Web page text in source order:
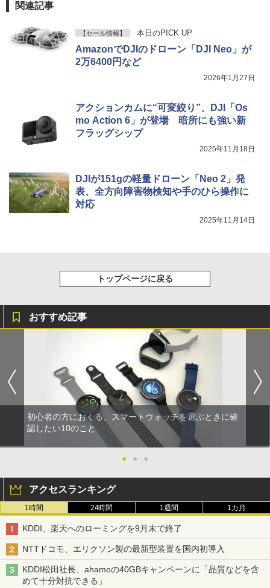
関連記事
【セール情報】 本日のPICK UP
AmazonでDJIのドローン「DJI Neo」が
2万6400円など
2026年1月27日
アクションカムに“可変絞り”、DJI「Os
mo Action 6」が登場 暗所にも強い新
フラッグシップ
2025年11月18日
DJIが151gの軽量ドローン「Neo 2」発
表、全方向障害物検知や手のひら操作に
対応
2025年11月14日
トップページに戻る
おすすめ記事
初心者の方におくる、スマートウォッチを選ぶときに確
認したい10のこと
● ● ●
アクセスランキング
1時間 24時間 1週間 1カ月
KDDI、楽天へのローミングを9月末で終了
NTTドコモ、エリクソン製の最新型装置を国内初導入
KDDI松田社長、ahamoの40GBキャンペーンに「品質などを含
めて十分対抗できる」